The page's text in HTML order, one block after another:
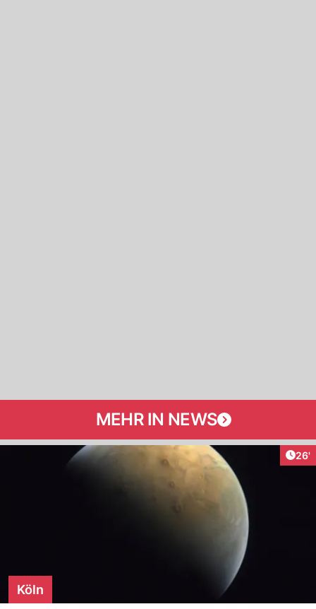
MEHR IN NEWS
26'
Köln